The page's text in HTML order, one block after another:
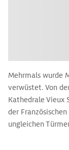
Mehrmals wurde
verwüstet. Von
Kathedrale Vieux
der
ungleichen